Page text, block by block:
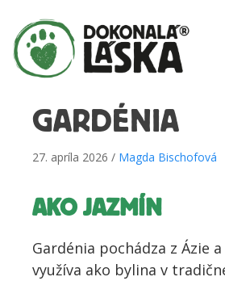
GARDÉNIA
27. apríla 2026 / Magda Bischofová
AKO JAZMÍN
Gardénia pochádza z Ázie
využíva ako bylina v